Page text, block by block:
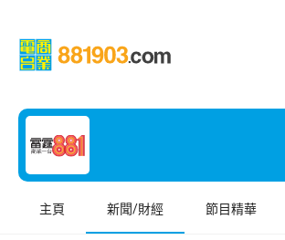
主頁 新聞/財經 節目精華